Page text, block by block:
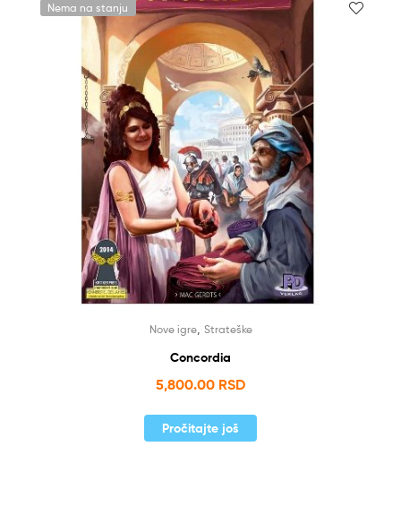
Nema na stanju
Nove igre, Strateške
Concordia
5,800.00 RSD
Pročitajte još